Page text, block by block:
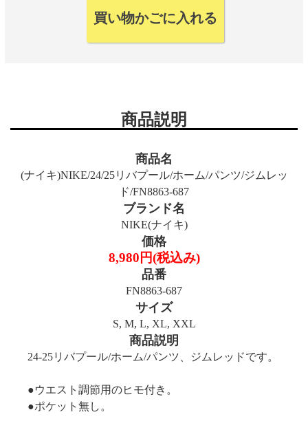
商品説明
商品名
(ナイキ)NIKE/24/25リバプール/ホーム/パンツ/ジムレッ
ド/FN8863-687
ブランド名
NIKE(ナイキ)
価格
8,980円(税込み)
品番
FN8863-687
サイズ
S, M, L, XL, XXL
商品説明
24-25リバプール/ホーム/パンツ、ジムレッドです。
●ウエスト調節用のヒモ付き。
●ポケット無し。